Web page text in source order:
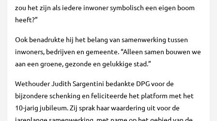
zou het zijn als iedere inwoner symbolisch een eigen boom
heeft?”
Ook benadrukte hij het belang van samenwerking tussen
inwoners, bedrijven en gemeente. “Alleen samen bouwen we
aan een groene, gezonde en gelukkige stad.”
Wethouder Judith Sargentini bedankte DPG voor de
bijzondere schenking en feliciteerde het platform met het
10-jarig jubileum. Zij sprak haar waardering uit voor de